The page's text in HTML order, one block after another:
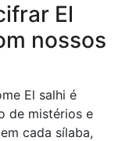
El
nossos
El salhi é
de mistérios e
cada sílaba,